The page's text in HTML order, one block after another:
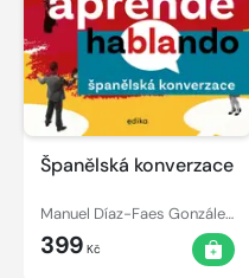
Španělská konverzace
Manuel Díaz-Faes González, Olga Macíková, Ludmila Mlýnková
399 Kč